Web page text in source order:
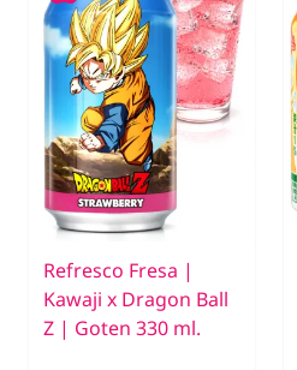
Refresco Fresa |
Kawaji x Dragon Ball
Z | Goten 330 ml.